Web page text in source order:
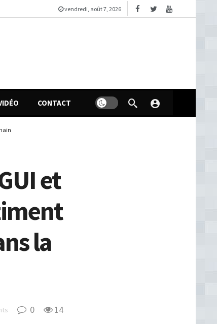
vendredi, août 7, 2026
CONTACT
et
la
0 14